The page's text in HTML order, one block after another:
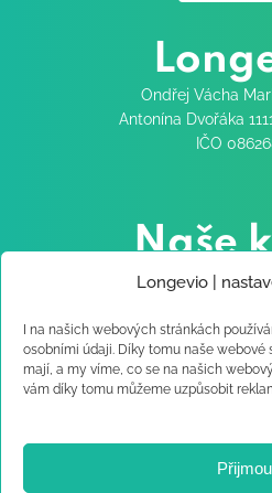
Longevio |
I na našich webových stránkách
osobními údaji. Díky tomu naše webové
mají, a my víme, co se na našich
vám díky tomu můžeme uzpůsobit
Ondřej Vácha
Antonína Dvořáka
IČO
Naše
Testosteron
Rychlé